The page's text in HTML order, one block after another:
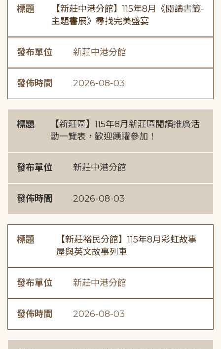
標題
【新莊中港分館】115年8月《閱讀書籤-
主題書展》尋找完美盛宴
發布單位 新莊中港分館
發佈時間 2026-08-03
標題
【新莊區】115年8月新莊區閱讀推廣活
動一覽表，歡迎踴躍參加！
發布單位 新莊中港分館
發佈時間 2026-08-03
標題
【新莊裕民分館】115年8月彩虹故事
屋與英文故事列車
發布單位 新莊中港分館
發佈時間 2026-08-03